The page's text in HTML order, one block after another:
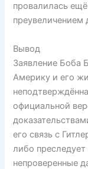
провалилась
преувеличением
Вывод
Заявление Боба
Америку и его
официальной
его связь с
либо
непроверенные